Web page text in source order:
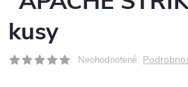
kusy
Neohodnotené